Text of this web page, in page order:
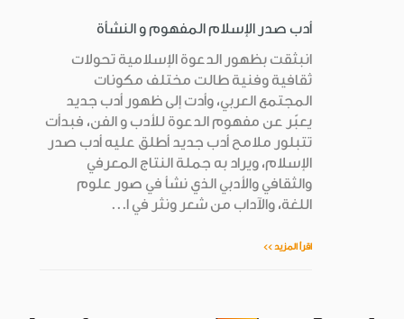
أدب صدر الإسلام المفهوم و النشأة
انبثقت بظهور الدعوة الإسلامية تحولات
ثقافية وفنية طالت مختلف مكونات
المجتمع العربي، وأدت إلى ظهور أدب جديد
يعبّر عن مفهوم الدعوة للأدب و الفن، فبدأت
تتبلور ملامح أدب جديد أطلق عليه أدب صدر
الإسلام، ويراد به جملة النتاج المعرفي
والثقافي والأدبي الذي نشأ في صور علوم
اللغة، والآداب من شعر ونثر في ا...
اقرأ المزيد >>